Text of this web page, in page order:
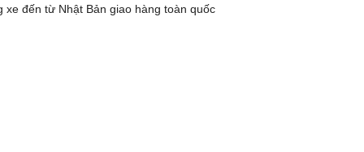
đến từ Nhật Bản giao hàng toàn quốc